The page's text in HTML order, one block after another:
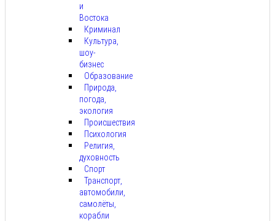
и
Востока
Криминал
Культура,
шоу-
бизнес
Образование
Природа,
погода,
экология
Происшествия
Психология
Религия,
духовность
Спорт
Транспорт,
автомобили,
самолёты,
корабли